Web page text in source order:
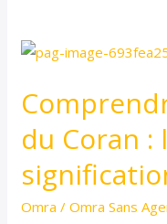
du Coran :
Omra /Omra Sans
Comprendre
sourates
Coran
: